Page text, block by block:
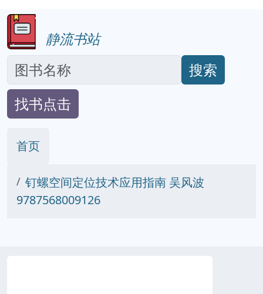
静流书站
搜索
找书点击
首页
钉螺空间定位技术应用指南 吴风波
9787568009126